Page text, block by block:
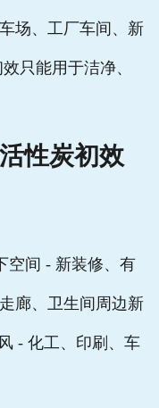
场、工厂车间、新
只能用于洁净、
性炭初效
空间 - 新装修、有
廊、卫生间周边新
- 化工、印刷、车